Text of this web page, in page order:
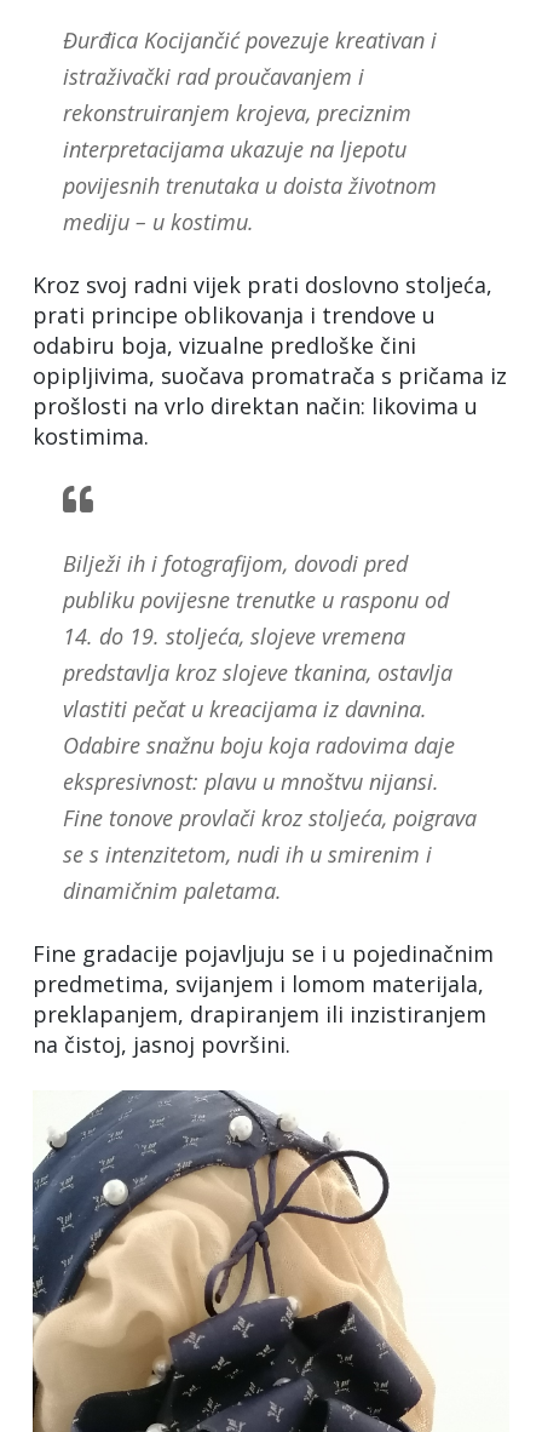
Đurđica Kocijančić povezuje kreativan i
istraživački rad proučavanjem i
rekonstruiranjem krojeva, preciznim
interpretacijama ukazuje na ljepotu
povijesnih trenutaka u doista životnom
mediju – u kostimu.
Kroz svoj radni vijek prati doslovno stoljeća,
prati principe oblikovanja i trendove u
odabiru boja, vizualne predloške čini
opipljivima, suočava promatrača s pričama iz
prošlosti na vrlo direktan način: likovima u
kostimima.
Bilježi ih i fotografijom, dovodi pred
publiku povijesne trenutke u rasponu od
14. do 19. stoljeća, slojeve vremena
predstavlja kroz slojeve tkanina, ostavlja
vlastiti pečat u kreacijama iz davnina.
Odabire snažnu boju koja radovima daje
ekspresivnost: plavu u mnoštvu nijansi.
Fine tonove provlači kroz stoljeća, poigrava
se s intenzitetom, nudi ih u smirenim i
dinamičnim paletama.
Fine gradacije pojavljuju se i u pojedinačnim
predmetima, svijanjem i lomom materijala,
preklapanjem, drapiranjem ili inzistiranjem
na čistoj, jasnoj površini.